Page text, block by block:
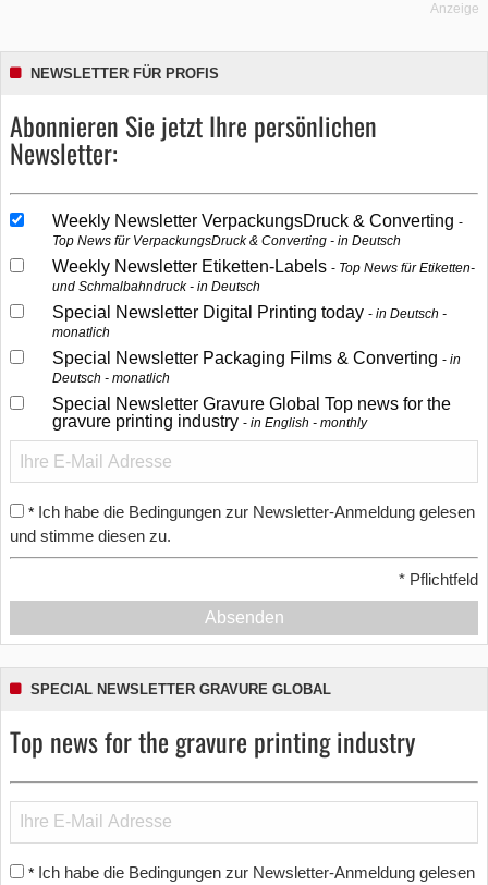
Anzeige
NEWSLETTER FÜR PROFIS
Abonnieren Sie jetzt Ihre persönlichen
Newsletter:
Weekly Newsletter VerpackungsDruck & Converting
Top News für VerpackungsDruck & Converting - in Deutsch
Weekly Newsletter Etiketten-Labels
Top News für Etiketten-
und Schmalbahndruck - in Deutsch
Special Newsletter Digital Printing today
in Deutsch -
monatlich
Special Newsletter Packaging Films & Converting
in
Deutsch - monatlich
Special Newsletter Gravure Global Top news for the
gravure printing industry
in English - monthly
* Ich habe die Bedingungen zur Newsletter-Anmeldung gelesen
und stimme diesen zu.
* Pflichtfeld
Absenden
SPECIAL NEWSLETTER GRAVURE GLOBAL
Top news for the gravure printing industry
* Ich habe die Bedingungen zur Newsletter-Anmeldung gelesen